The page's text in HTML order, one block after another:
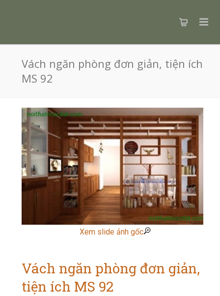
Vách ngăn phòng đơn giản, tiện ích
MS 92
Xem slide ảnh gốc
Vách ngăn phòng đơn giản,
tiện ích MS 92